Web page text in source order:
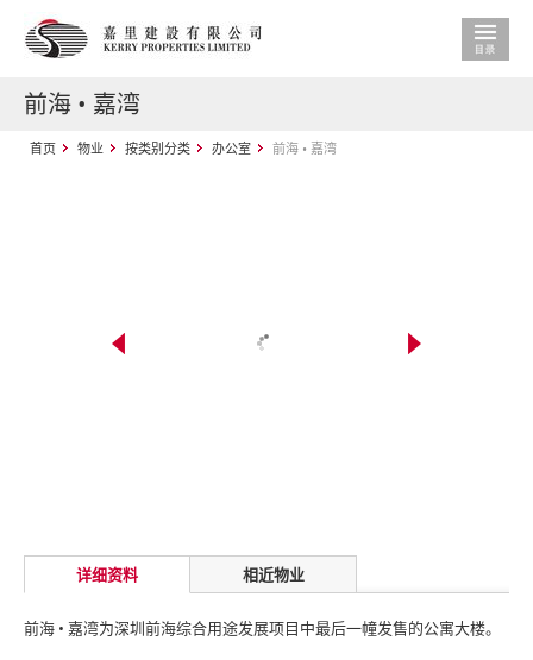
前海 • 嘉湾
首页 物业 按类别分类 办公室 前海 • 嘉湾
详细资料 相近物业
前海 • 嘉湾为深圳前海综合用途发展项目中最后一幢发售的公寓大楼。